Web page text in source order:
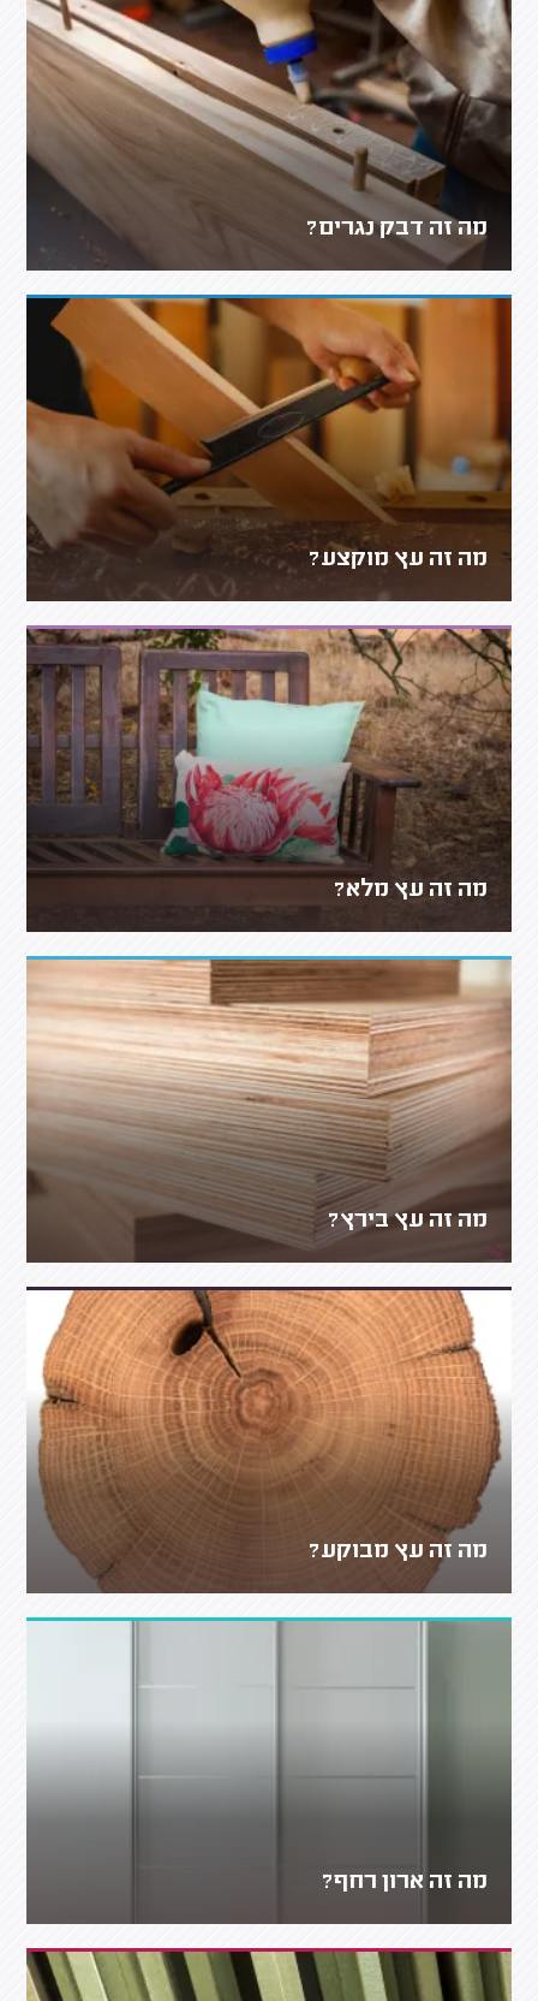
מה זה דבק נגרים?
מה זה עץ מוקצע?
מה זה עץ מלא?
מה זה עץ בירץ?
מה זה עץ מבוקע?
מה זה ארון רחף?